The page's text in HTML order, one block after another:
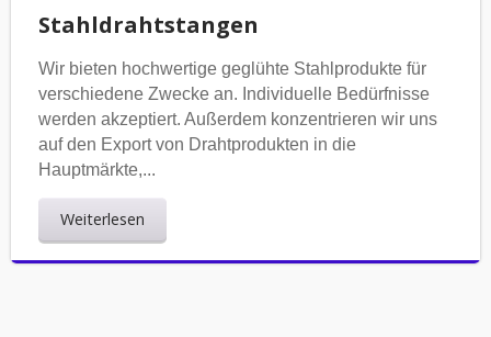
Stahldrahtstangen
Wir bieten hochwertige geglühte Stahlprodukte für
verschiedene Zwecke an. Individuelle Bedürfnisse
werden akzeptiert. Außerdem konzentrieren wir uns
auf den Export von Drahtprodukten in die
Hauptmärkte,...
Weiterlesen